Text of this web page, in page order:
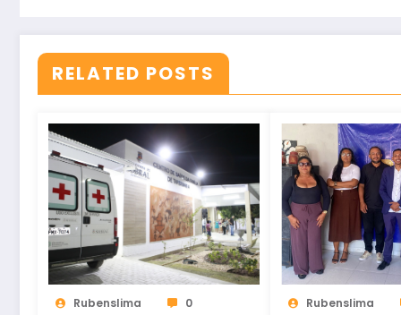
RELATED POSTS
Rubenslima 0 Rubenslima